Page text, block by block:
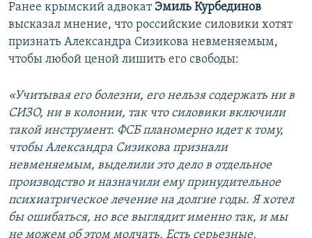
Ранее крымский адвокат Эмиль Курбединов
высказал мнение, что российские силовики хотят
признать Александра Сизикова невменяемым,
чтобы любой ценой лишить его свободы:
«Учитывая его болезни, его нельзя содержать ни в
СИЗО, ни в колонии, так что силовики включили
такой инструмент. ФСБ планомерно идет к тому,
чтобы Александра Сизикова признали
невменяемым, выделили это дело в отдельное
производство и назначили ему принудительное
психиатрическое лечение на долгие годы. Я хотел
бы ошибаться, но все выглядит именно так, и мы
не можем об этом молчать. Есть серьезные,